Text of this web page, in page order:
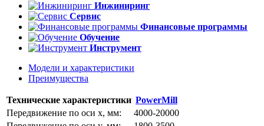
Инжиниринг
Сервис
Финансовые программы
Обучение
Инструмент
Модели и характеристики
Преимущества
Технические характеристики PowerMill
Передвижение по оси x, мм:
4000-20000